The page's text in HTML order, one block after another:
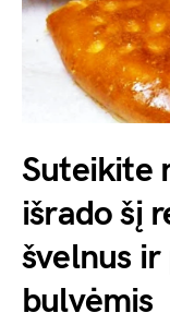
Suteikite
išrado šį
švelnus ir
bulvėmis